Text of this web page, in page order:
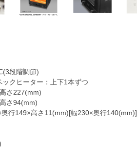
段階調節)
ックヒーター：上下1本ずつ
さ227(mm)
さ94(mm)
奥行149×高さ11(mm)[幅230×奥行140(mm)]